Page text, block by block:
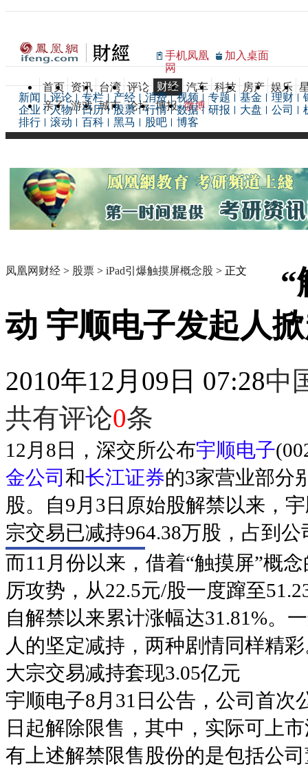
手机凤凰
网
加入桌面
首页 资讯 台湾 评论 财经 汽车 科技 房产 娱乐
亲子 游戏 城市 论坛 博报 微博
新闻 评论 专栏 产经 消费 视频 专题 基金 理财
企业
人物 日历 股票 行情 数据 研报 大盘 公司
排行
滚动 百科 黑马 股吧 博客
凤凰网财经 > 股票 > iPad引爆触摸屏概念股 > 正文
“
动 宇顺电子发起人
2010年12月09日 07:28中
共有评论0条
12月8日，深交所公布宇顺电子
金公司 和长江证券的3家营业部分
股。自9月3日原始股解禁以来，
宗交易已减持964.38万股，占到
而11月份以来，借着“触摸屏”概
厉攻势，从22.5元/股一度蹿至
自解禁以来累计涨幅达31.81%。
人的坚定减持，两种剧情同样精
大宗交易减持套现3.05亿元
宇顺电子8月31日公告，公司首次
日起解除限售，其中，实际可上
有上述解禁限售股份的是包括公